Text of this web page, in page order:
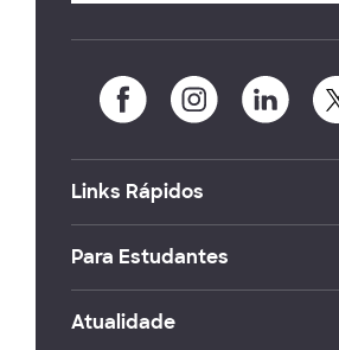
Links Rápidos
Para Estudantes
Atualidade